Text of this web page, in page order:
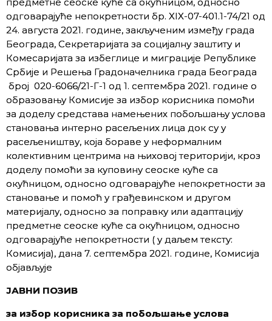
одговарајуће непокретности бр. XIX-07-401.1-74/21 од
24. августа 2021. године, закљученим између града
Београда, Секретаријата за социјалну заштиту и
Комесаријата за избеглице и миграције Републике
Србије и Решења Градоначелника града Београда
број 020-6066/21-Г-1 од 1. септембра 2021. године о
образовању Комисије за избор корисника помоћи
за доделу средстава намењених побољшању услова
становања интерно расељених лица док су у
расељеништву, која бораве у неформалним
колективним центрима на њиховој територији, кроз
доделу помоћи за куповину сеоске куће са
окућницом, односно одговарајуће непокретности за
становање и помоћ у грађевинском и другом
материјалу, односно за поправку или адаптацију
предметне сеоске куће са окућницом, односно
одговарајуће непокретности ( у даљем тексту:
Комисија), дана 7. септембра 2021. године, Комисија
објављује
ЈАВНИ ПОЗИВ
за избор корисника за побољшање услова